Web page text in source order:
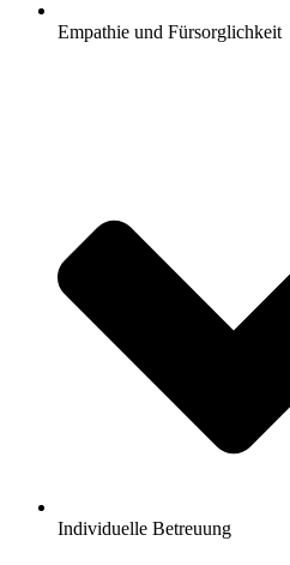
Empathie und Fürsorglichkeit
Individuelle Betreuung